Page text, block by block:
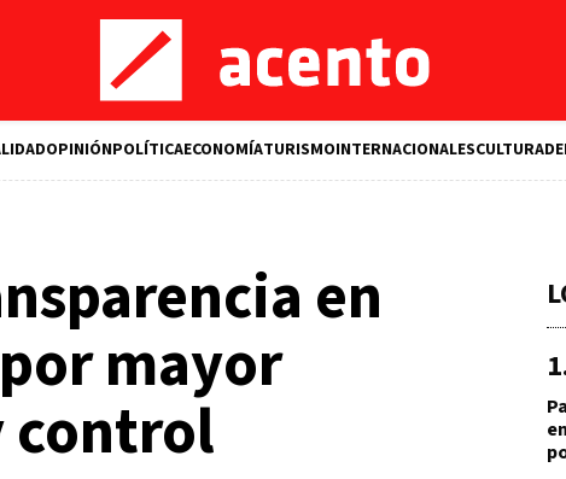
OPINIÓNPOLÍTICAECONOMÍATURISMOINTERNACIONALESCULTURA
en
mayor
control